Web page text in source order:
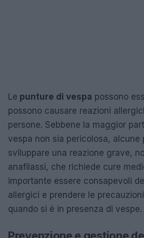
Le punture di vespa possono
possono causare reazioni
persone. Sebbene la maggior
vespa non sia pericolosa, alcune
sviluppare una reazione grave,
anafilassi, che richiede cure
importante essere consapevoli
allergici e prendere le
quando si è in presenza di vespe.